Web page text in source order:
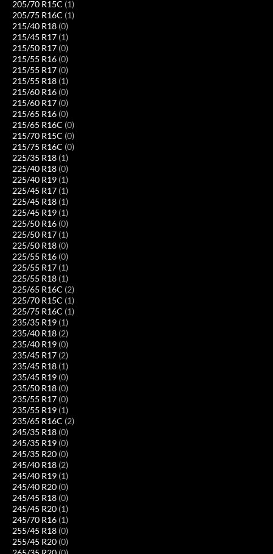
205/70 R15C (1)
205/75 R16C (1)
215/40 R18 (0)
215/45 R17 (1)
215/50 R17 (0)
215/55 R16 (0)
215/55 R17 (0)
215/55 R18 (1)
215/60 R16 (0)
215/60 R17 (0)
215/65 R16 (0)
215/65 R16C (0)
215/70 R15C (0)
215/75 R16C (0)
225/35 R18 (1)
225/40 R18 (0)
225/40 R19 (1)
225/45 R17 (1)
225/45 R18 (1)
225/45 R19 (1)
225/50 R16 (0)
225/50 R17 (1)
225/50 R18 (0)
225/55 R16 (0)
225/55 R17 (1)
225/55 R18 (1)
225/65 R16C (2)
225/70 R15C (1)
225/75 R16C (1)
235/35 R19 (1)
235/40 R18 (2)
235/40 R19 (0)
235/45 R17 (2)
235/45 R18 (1)
235/45 R19 (0)
235/50 R18 (0)
235/55 R17 (0)
235/55 R19 (1)
235/65 R16C (2)
245/35 R18 (0)
245/35 R19 (0)
245/35 R20 (0)
245/40 R18 (2)
245/40 R19 (1)
245/40 R20 (0)
245/45 R18 (0)
245/45 R20 (1)
245/70 R16 (1)
255/45 R18 (0)
255/45 R20 (0)